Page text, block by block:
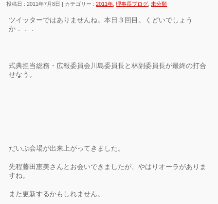
投稿日 : 2011年7月8日 | カテゴリー :2011年 ,理事長ブログ ,未分類
ツイッターではありませんね。本日３回目。くどいでしょう
か．．．
式典担当総務・広報委員会川島委員長と林副委員長が最終の打合
せなう。
だいぶ会場が出来上がってきました。
先程藤田恵美さんとお会いできましたが、やはりオーラがありま
すね。
また更新するかもしれません。